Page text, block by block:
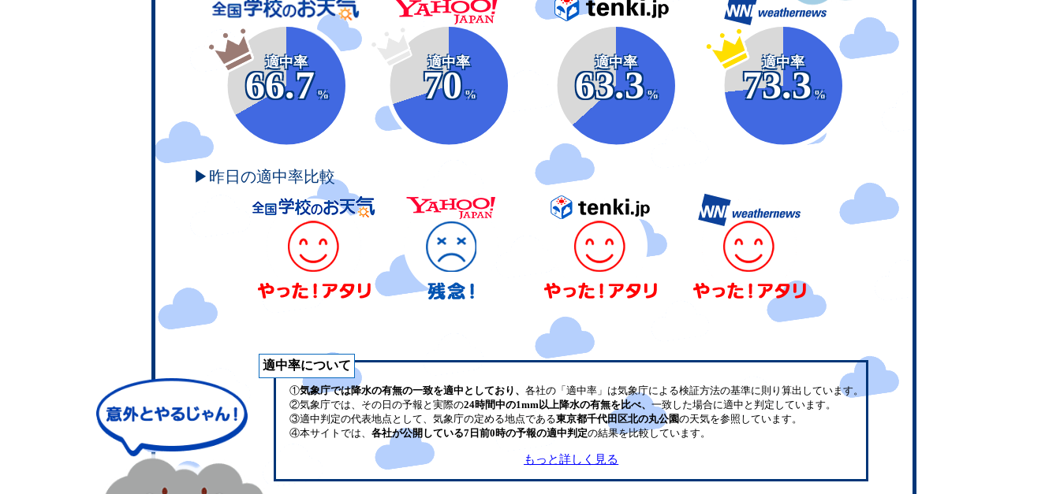
適中率
66.7
%
適中率
70
%
適中率
63.3
%
適中率
73.3
%
▶昨日の適中率比較
適中率について
①気象庁では降水の有無の一致を適中としており、 各社の「適中率」は気象庁による検証方法の基準に則り算出しています。
②気象庁では、その日の予報と実際の24時間中の1mm以上降水の有無を比べ、 一致した場合に適中と判定しています。
③適中判定の代表地点として、気象庁の定める地点である東京都千代田区北の丸公園の天気を参照しています。
④本サイトでは、 各社が公開している7日前0時の予報の適中判定の結果を比較しています。
もっと詳しく見る